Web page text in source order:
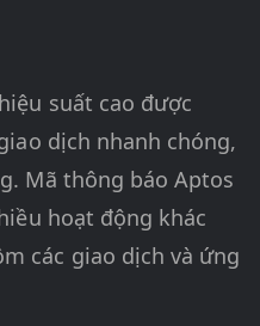
suất cao được
dịch nhanh chóng,
Mã thông báo Aptos
hoạt động khác
các giao dịch và ứng